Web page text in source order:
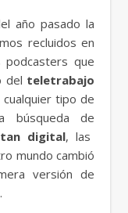
año pasado la
recluidos en
que
del teletrabajo
tipo de
búsqueda de
digital, las
mundo cambió
versión de